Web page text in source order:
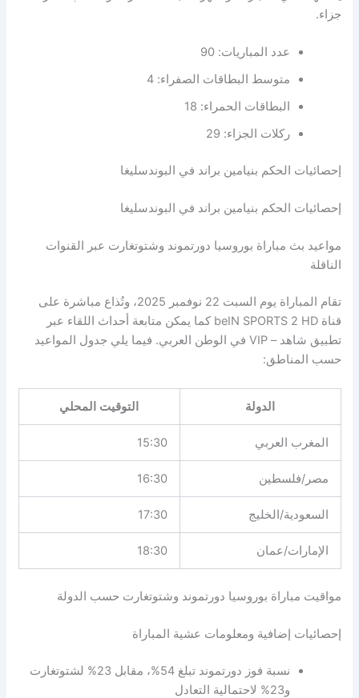
جزاء.
عدد المباريات: 90
متوسط البطاقات الصفراء: 4
البطاقات الحمراء: 18
ركلات الجزاء: 29
إحصائيات الحكم بنيامين براند في البوندسليغا
إحصائيات الحكم بنيامين براند في البوندسليغا
مواعيد بث مباراة بوروسيا دورتموند وشتوتغارت عبر القنوات
الناقلة
تقام المباراة يوم السبت 22 نوفمبر 2025، وتُذاع مباشرة على
قناة beIN SPORTS 2 HD كما يمكن متابعة أحداث اللقاء عبر
تطبيق شاهد – VIP في الوطن العربي. فيما يلي جدول المواعيد
حسب المناطق:
الدولة التوقيت المحلي
المغرب العربي 15:30
مصر/فلسطين 16:30
السعودية/الخليج 17:30
الإمارات/عمان 18:30
مواقيت مباراة بوروسيا دورتموند وشتوتغارت حسب الدولة
إحصائيات إضافية ومعلومات عشية المباراة
نسبة فوز دورتموند تبلغ 54%، مقابل 23% لشتوتغارت
و23% لاحتمالية التعادل